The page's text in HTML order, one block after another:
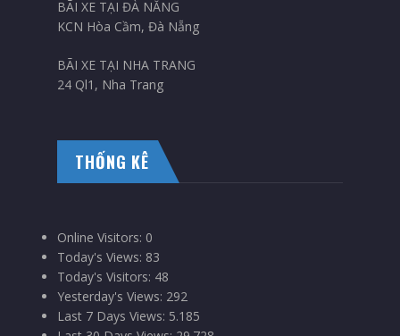
BÃI XE TẠI ĐÀ NẴNG
KCN Hòa Cầm, Đà Nẵng
BÃI XE TẠI NHA TRANG
24 Ql1, Nha Trang
THỐNG KÊ
Online Visitors: 0
Today's Views: 83
Today's Visitors: 48
Yesterday's Views: 292
Last 7 Days Views: 5.185